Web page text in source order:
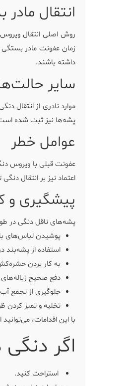
انتقال مادر
روش اصلی انتقال ویروس
زمان عفونت مادر بستگی
داشته باشند.
سایر
موارد نادری از انتقال
پشه‌ها نیز ثبت شده
عوامل خطر
عفونت قبلی با ویروس
اعتماد نیز بر انتقال دنگی
پیشگیری و
پشه‌های ناقل دنگی در
پوشیدن لباس‌های
استفاده از پشه‌بند
به کار بردن
دفع صحیح
جلوگیری از تجمع
تخلیه و تمیز
با این اقدامات،
اگر
استراحت کنید.